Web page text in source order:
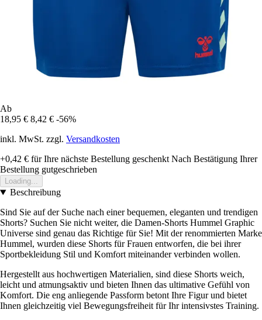
Ab
18,95 € 8,42 € -56%
inkl. MwSt. zzgl. Versandkosten
+0,42 € für Ihre nächste Bestellung geschenkt Nach Bestätigung Ihrer
Bestellung gutgeschrieben
Loading...
Beschreibung
Sind Sie auf der Suche nach einer bequemen, eleganten und trendigen
Shorts? Suchen Sie nicht weiter, die Damen-Shorts Hummel Graphic
Universe sind genau das Richtige für Sie! Mit der renommierten Marke
Hummel, wurden diese Shorts für Frauen entworfen, die bei ihrer
Sportbekleidung Stil und Komfort miteinander verbinden wollen.
Hergestellt aus hochwertigen Materialien, sind diese Shorts weich,
leicht und atmungsaktiv und bieten Ihnen das ultimative Gefühl von
Komfort. Die eng anliegende Passform betont Ihre Figur und bietet
Ihnen gleichzeitig viel Bewegungsfreiheit für Ihr intensivstes Training.